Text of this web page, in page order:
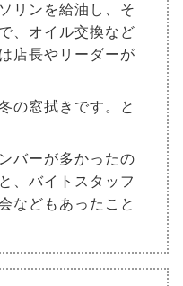
リンを給油し、そ
、オイル交換など
店長やリーダーが
の窓拭きです。と
バーが多かったの
、バイトスタッフ
などもあったこと